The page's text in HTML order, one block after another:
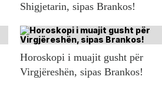
Shigjetarin, sipas Brankos!
Horoskopi i muajit gusht për
Virgjëreshën, sipas Brankos!